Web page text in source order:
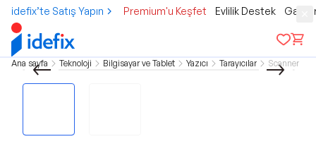
idefix’te Satış Yapın Premium'u Keşfet Evlilik Destek
Ana sayfa Teknoloji Bilgisayar ve Tablet Yazıcı Tarayıcılar Scanner